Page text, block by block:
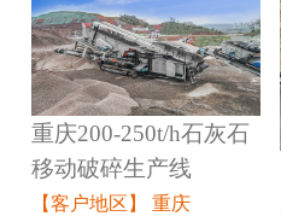
重庆200-250t/h石灰石
移动破碎生产线
【客户地区】 重庆